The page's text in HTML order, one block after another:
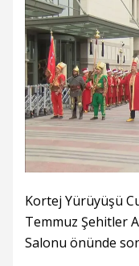
Kortej Yürüyüşü
Temmuz Şehitler
Salonu önünde